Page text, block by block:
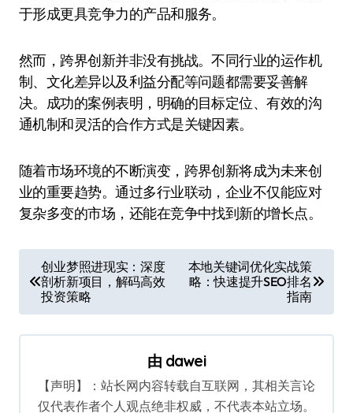
于形成更具竞争力的产品和服务。
然而，跨界创新并非没有挑战。不同行业的运作机
制、文化差异以及利益分配等问题都需要妥善解
决。成功的案例表明，明确的目标定位、有效的沟
通机制和灵活的合作方式是关键因素。
随着市场环境的不断演变，跨界创新将成为未来创
业的重要趋势。通过多行业联动，企业不仅能应对
复杂多变的市场，还能在竞争中找到新的增长点。
章
导
航
创业梦照进现实：深度
剖析新项目，解码高效
投资策略
本地关键词优化实战策
略：快速提升SEO排名
指南
由 dawei
【声明】：站长网内容转载自互联网，其相关言论
仅代表作者个人观点绝非权威，不代表本站立场。